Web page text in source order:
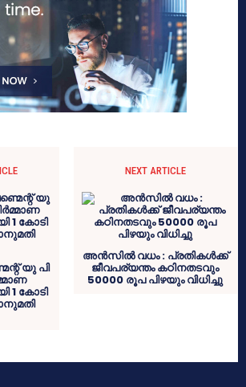
യു പി
1 കോടി
NEXT ARTICLE
അന്‍സില്‍ വധം : പ്രതികള്‍ക്ക്
ജീവപര്യന്തം കഠിനതടവും
50000 രൂപ പിഴയും വിധിച്ചു